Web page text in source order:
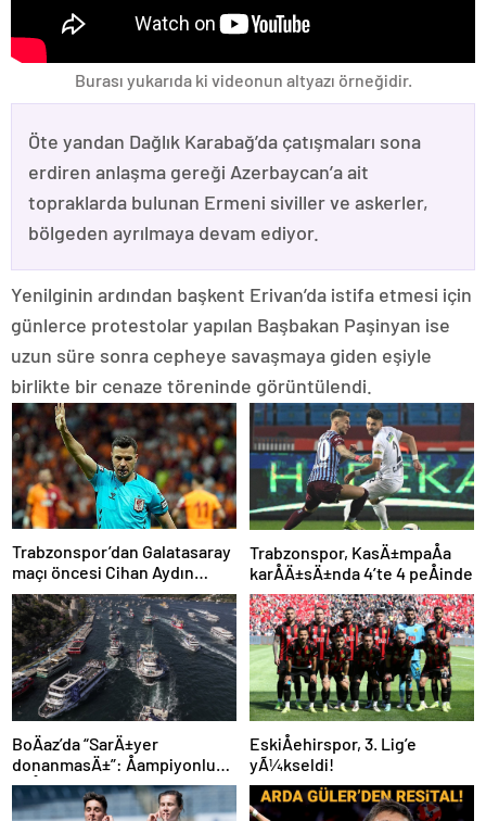
Burası yukarıda ki videonun altyazı örneğidir.
Öte yandan Dağlık Karabağ’da çatışmaları sona
erdiren anlaşma gereği Azerbaycan’a ait
topraklarda bulunan Ermeni siviller ve askerler,
bölgeden ayrılmaya devam ediyor.
Yenilginin ardından başkent Erivan’da istifa etmesi için
günlerce protestolar yapılan Başbakan Paşinyan ise
uzun süre sonra cepheye savaşmaya giden eşiyle
birlikte bir cenaze töreninde görüntülendi.
Trabzonspor’dan Galatasaray
maçı öncesi Cihan Aydın
tepkisi!
Trabzonspor, KasÄ±mpaÅa
karÅÄ±sÄ±nda 4’te 4 peÅinde
BoÄaz’da “SarÄ±yer
donanmasÄ±”: Åampiyonluk
coÅkuyla kutlandÄ±
EskiÅehirspor, 3. Lig’e
yÃ¼kseldi!